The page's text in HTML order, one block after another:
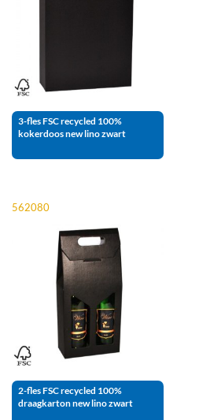
3-fles FSC recycled 100%
kokerdoos new lino zwart
562080
2-fles FSC recycled 100%
draagkarton new lino zwart